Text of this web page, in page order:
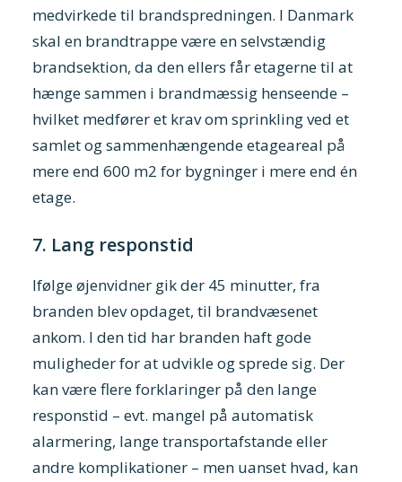
medvirkede til brandspredningen. I Danmark
skal en brandtrappe være en selvstændig
brandsektion, da den ellers får etagerne til at
hænge sammen i brandmæssig henseende –
hvilket medfører et krav om sprinkling ved et
samlet og sammenhængende etageareal på
mere end 600 m2 for bygninger i mere end én
etage.
7. Lang responstid
Ifølge øjenvidner gik der 45 minutter, fra
branden blev opdaget, til brandvæsenet
ankom. I den tid har branden haft gode
muligheder for at udvikle og sprede sig. Der
kan være flere forklaringer på den lange
responstid – evt. mangel på automatisk
alarmering, lange transportafstande eller
andre komplikationer – men uanset hvad, kan